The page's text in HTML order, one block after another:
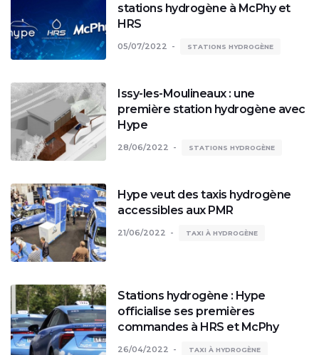
stations hydrogène à McPhy et
HRS
05/07/2022 STATIONS HYDROGÈNE
Issy-les-Moulineaux : une
première station hydrogène avec
Hype
28/06/2022 STATIONS HYDROGÈNE
Hype veut des taxis hydrogène
accessibles aux PMR
21/06/2022 TAXI À HYDROGÈNE
Stations hydrogène : Hype
officialise ses premières
commandes à HRS et McPhy
26/04/2022 TAXI À HYDROGÈNE